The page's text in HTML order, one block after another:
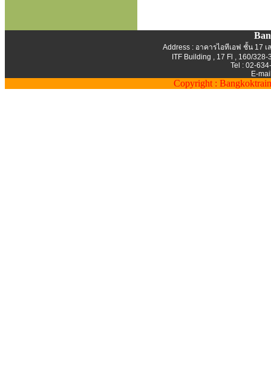
Address : อาคารไอทีเอฟ ชั้น 17
ITF Building , 17 Fl , 160/
Tel : 02-
E-
Copyright :